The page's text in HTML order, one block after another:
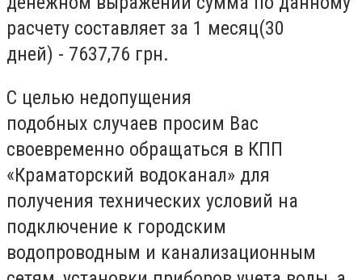
расчету составляет за 1 месяц(30
дней) - 7637,76 грн.
С целью недопущения
подобных случаев просим Вас
своевременно обращаться в КПП
«Краматорский водоканал» для
получения технических условий на
подключение к городским
водопроводным и канализационным